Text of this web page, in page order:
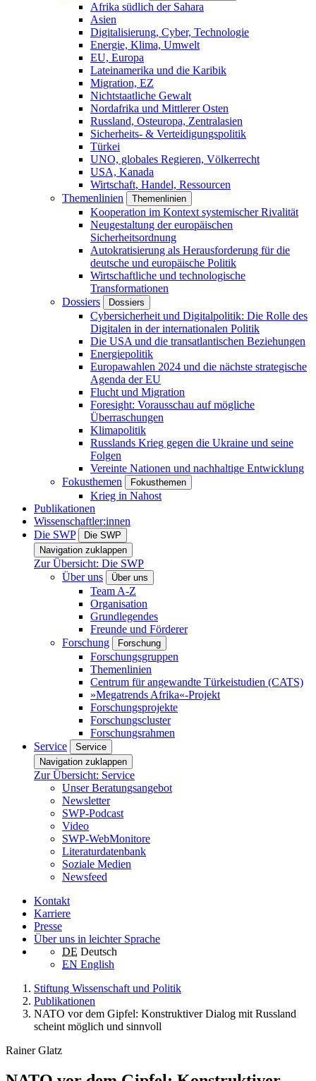
Afrika südlich der Sahara
Asien
Digitalisierung, Cyber, Technologie
Energie, Klima, Umwelt
EU, Europa
Lateinamerika und die Karibik
Migration, EZ
Nichtstaatliche Gewalt
Nordafrika und Mittlerer Osten
Russland, Osteuropa, Zentralasien
Sicherheits- & Verteidigungspolitik
Türkei
UNO, globales Regieren, Völkerrecht
USA, Kanada
Wirtschaft, Handel, Ressourcen
Themenlinien
Themenlinien
Kooperation im Kontext systemischer Rivalität
Neugestaltung der europäischen
Sicherheitsordnung
Autokratisierung als Herausforderung für die
deutsche und europäische Politik
Wirtschaftliche und technologische
Transformationen
Dossiers
Dossiers
Cybersicherheit und Digitalpolitik: Die Rolle des
Digitalen in der internationalen Politik
Die USA und die transatlantischen Beziehungen
Energiepolitik
Europawahlen 2024 und die nächste strategische
Agenda der EU
Flucht und Migration
Foresight: Vorausschau auf mögliche
Überraschungen
Klimapolitik
Russlands Krieg gegen die Ukraine und seine
Folgen
Vereinte Nationen und nachhaltige Entwicklung
Fokusthemen
Fokusthemen
Krieg in Nahost
Publikationen
Wissenschaftler:innen
Die SWP
Die SWP
Navigation zuklappen
Zur Übersicht: Die SWP
Über uns
Über uns
Team A-Z
Organisation
Grundlegendes
Freunde und Förderer
Forschung
Forschung
Forschungsgruppen
Themenlinien
Centrum für angewandte Türkeistudien (CATS)
»Megatrends Afrika«-Projekt
Forschungsprojekte
Forschungscluster
Forschungsrahmen
Service
Service
Navigation zuklappen
Zur Übersicht: Service
Unser Beratungsangebot
Newsletter
SWP-Podcast
Video
SWP-WebMonitore
Literaturdatenbank
Soziale Medien
Newsfeed
Kontakt
Karriere
Presse
Über uns in leichter Sprache
DE Deutsch
EN English
Stiftung Wissenschaft und Politik
Publikationen
NATO vor dem Gipfel: Konstruktiver Dialog mit Russland
scheint möglich und sinnvoll
Rainer Glatz